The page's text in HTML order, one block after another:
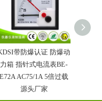
带防爆认证 防爆动
力箱 指针式电流表BE-
E72A AC75/1A 5倍过载
源头厂家